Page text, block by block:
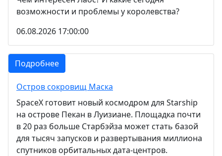
возможности и проблемы у королевства?
06.08.2026 17:00:00
Подробнее
Остров сокровищ Маска
SpaceX готовит новый космодром для Starship
на острове Пекан в Луизиане. Площадка почти
в 20 раз больше Старбэйза может стать базой
для тысяч запусков и развертывания миллиона
спутников орбитальных дата-центров.